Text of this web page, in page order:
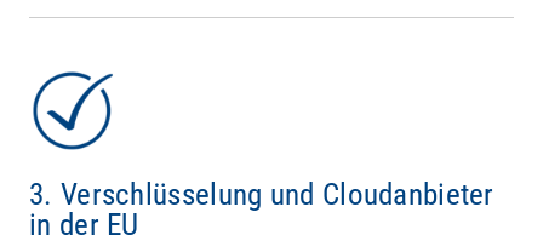
3. Verschlüsselung und Cloudanbieter
in der EU